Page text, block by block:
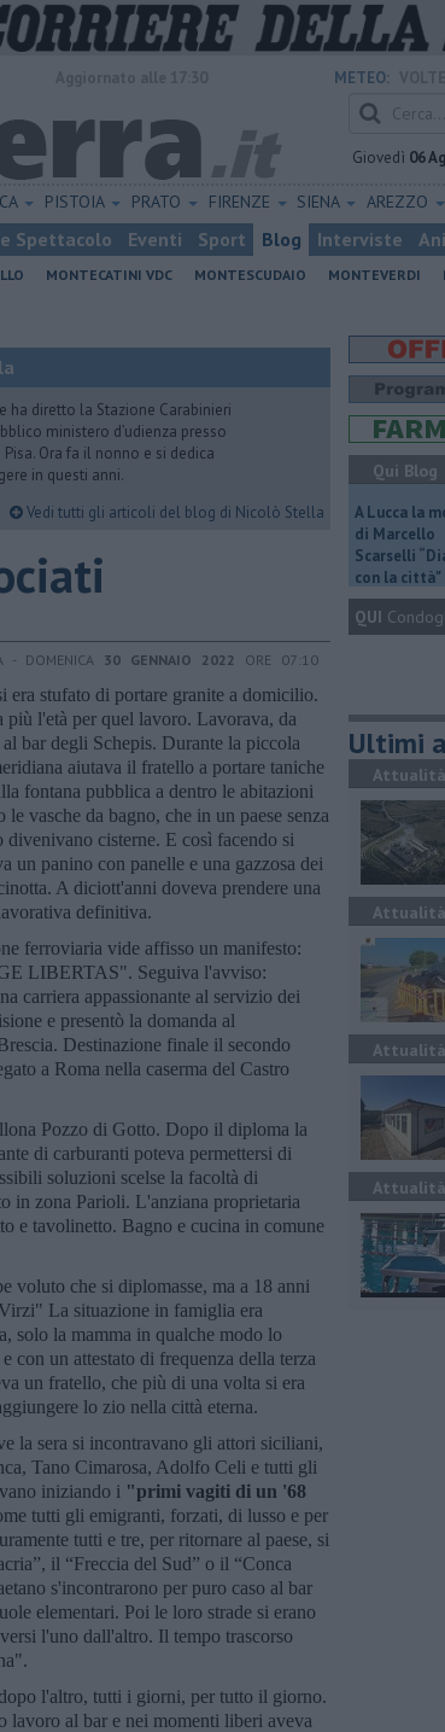
METEO:
Giovedì 06
PISTOIA PRATO FIRENZE SIENA AREZZO
Spettacolo Eventi Sport Blog Interviste
MONTECATINI VDC MONTESCUDAIO MONTEVERDI
ha diretto la Stazione Carabinieri
ministero d’udienza presso
Ora fa il nonno e si dedica
in questi anni.
Vedi tutti gli articoli del blog di Nicolò Stella
- DOMENICA 30 GENNAIO 2022 ORE 07:10
era stufato di portare granite a domicilio.
più l'età per quel lavoro. Lavorava, da
bar degli Schepis. Durante la piccola
aiutava il fratello a portare taniche
fontana pubblica a dentro le abitazioni
le vasche da bagno, che in un paese senza
divenivano cisterne. E così facendo si
un panino con panelle e una gazzosa dei
A diciott'anni doveva prendere una
definitiva.
ferroviaria vide affisso un manifesto:
LIBERTAS". Seguiva l'avviso:
carriera appassionante al servizio dei
e presentò la domanda al
Destinazione finale il secondo
a Roma nella caserma del Castro
Pozzo di Gotto. Dopo il diploma la
di carburanti poteva permettersi di
soluzioni scelse la facoltà di
in zona Parioli. L'anziana proprietaria
e tavolinetto. Bagno e cucina in comune
voluto che si diplomasse, ma a 18 anni
La situazione in famiglia era
solo la mamma in qualche modo lo
con un attestato di frequenza della terza
un fratello, che più di una volta si era
lo zio nella città eterna.
la sera si incontravano gli attori siciliani,
Tano Cimarosa, Adolfo Celi e tutti gli
iniziando i "primi vagiti di un '68
tutti gli emigranti, forzati, di lusso e per
tutti e tre, per ritornare al paese, si
il “Freccia del Sud” o il “Conca
s'incontrarono per puro caso al bar
elementari. Poi le loro strade si erano
l'uno dall'altro. Il tempo trascorso
l'altro, tutti i giorni, per tutto il giorno.
lavoro al bar e nei momenti liberi aveva
Qui Blog
A Lucca la
di Marcello
Scarselli
con la città"
QUI
Ultimi
Attualità
Attualità
Attualità
Attualità